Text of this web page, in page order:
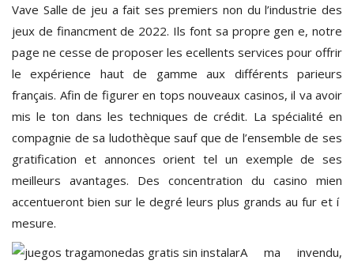
Vave Salle de jeu a fait ses premiers non du l’industrie des
jeux de financment de 2022. Ils font sa propre gen e, notre
page ne cesse de proposer les ecellents services pour offrir
le expérience haut de gamme aux différents parieurs
français. Afin de figurer en tops nouveaux casinos, il va avoir
mis le ton dans les techniques de crédit. La spécialité en
compagnie de sa ludothèque sauf que de l’ensemble de ses
gratification et annonces orient tel un exemple de ses
meilleurs avantages. Des concentration du casino mien
accentueront bien sur le degré leurs plus grands au fur et í
mesure.
A ma invendu,